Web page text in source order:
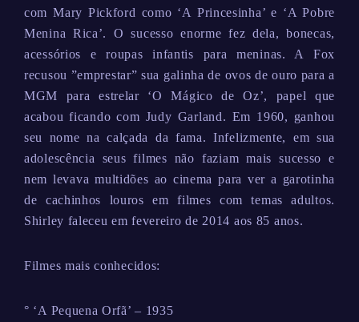
com Mary Pickford como ‘A Princesinha’ e ‘A Pobre
Menina Rica’. O sucesso enorme fez dela, bonecas,
acessórios e roupas infantis para meninas. A Fox
recusou ”emprestar” sua galinha de ovos de ouro para a
MGM para estrelar ‘O Mágico de Oz’, papel que
acabou ficando com Judy Garland. Em 1960, ganhou
seu nome na calçada da fama. Infelizmente, em sua
adolescência seus filmes não faziam mais sucesso e
nem levava multidões ao cinema para ver a garotinha
de cachinhos louros em filmes com temas adultos.
Shirley faleceu em fevereiro de 2014 aos 85 anos.
Filmes mais conhecidos:
° ‘A Pequena Orfã’ – 1935